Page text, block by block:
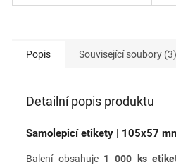
Popis Související soubory (3)
Detailní popis produktu
Samolepicí etikety | 105x57
Balení obsahuje 1 000 ks